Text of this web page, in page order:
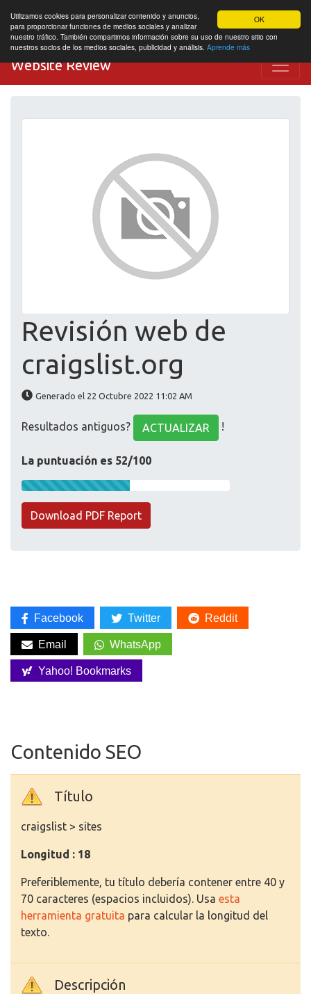
OK
Utilizamos cookies para personalizar contenido y anuncios,
para proporcionar funciones de medios sociales y analizar
nuestro tráfico. También compartimos información sobre su uso de nuestro sitio con
nuestros socios de los medios sociales, publicidad y análisis. Aprende más
Website Review
Revisión web de
craigslist.org
Generado el 22 Octubre 2022 11:02 AM
Resultados antiguos? ACTUALIZAR !
La puntuación es 52/100
Download PDF Report
Facebook Twitter Reddit
Email WhatsApp
Yahoo! Bookmarks
Contenido SEO
Título
craigslist > sites
Longitud : 18
Preferiblemente, tu título debería contener entre 40 y
70 caracteres (espacios incluidos). Usa esta
herramienta gratuita para calcular la longitud del
texto.
Descripción